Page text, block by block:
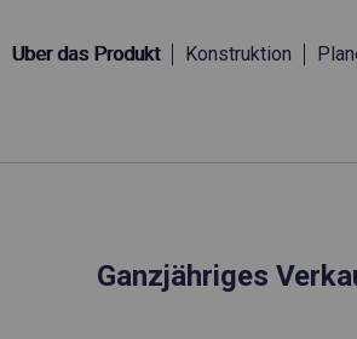
Über das Produkt Konstruktion
Ganzjähriges